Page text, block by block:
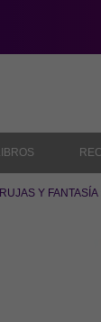
Y FANTASÍA